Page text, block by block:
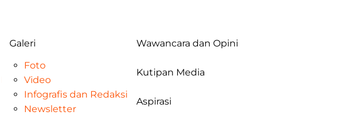
Galeri
Foto
Video
Infografis dan Redaksi
Newsletter
Wawancara dan Opini
Kutipan Media
Aspirasi